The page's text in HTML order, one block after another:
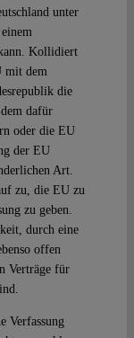
unter
kann. Kollidiert
mit dem
die
dafür
oder die EU
der EU
Art.
zu, die EU zu
zu geben.
durch eine
offen
Verträge für
Verfassung